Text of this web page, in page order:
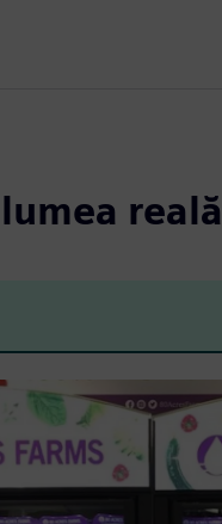
reală